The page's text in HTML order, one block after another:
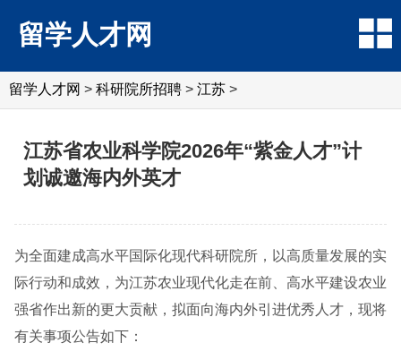
留学人才网
留学人才网 > 科研院所招聘 > 江苏 >
江苏省农业科学院2026年“紫金人才”计
划诚邀海内外英才
为全面建成高水平国际化现代科研院所，以高质量发展的实
际行动和成效，为江苏农业现代化走在前、高水平建设农业
强省作出新的更大贡献，拟面向海内外引进优秀人才，现将
有关事项公告如下：